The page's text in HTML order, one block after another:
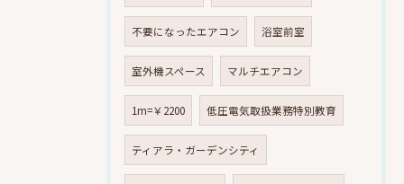
不要になったエアコン 浴室前室
室外機スペース マルチエアコン
1m=￥2200 低圧電気取扱業務特別教育
ティアラ・ガーデンシティ